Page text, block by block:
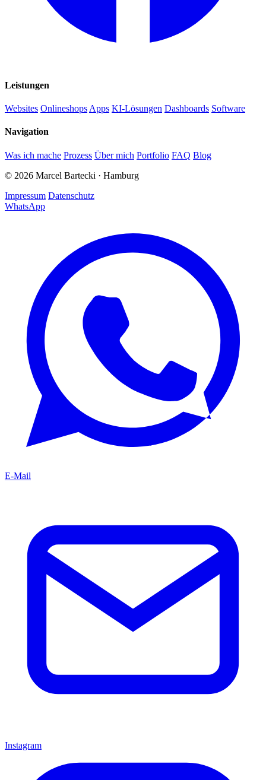
Leistungen
Websites Onlineshops Apps KI-Lösungen Dashboards Software
Navigation
Was ich mache Prozess Über mich Portfolio FAQ Blog
© 2026 Marcel Bartecki · Hamburg
Impressum Datenschutz
WhatsApp
E-Mail
Instagram